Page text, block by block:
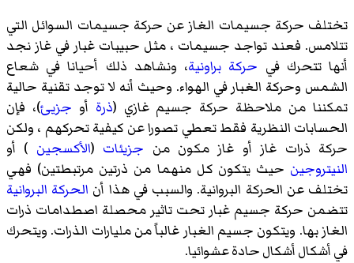
تختلف حركة جسيمات الغاز عن حركة جسيمات السوائل التي
تتلامس. فعند تواجد جسيمات ، مثل حبيبات غبار في غاز نجد
أنها تتحرك في حركة براونية، ونشاهد ذلك أحيانا في شعاع
الشمس وحركة الغبار في الهواء. وحيث أنه لا توجد تقنية حالية
تمكننا من ملاحظة حركة جسيم غازي (ذرة أو جزيئ)، فإن
الحسابات النظرية فقط تعطي تصورا عن كيفية تحركهم ، ولكن
حركة ذرات غاز أو غاز مكون من جزيئات (الأكسجين ) أو
النيتروجين حيث يتكون كل منهما من ذرتين مرتبطتين) فهي
تختلف عن الحركة البروانية. والسبب في هذا أن الحركة البروانية
تتضمن حركة جسيم غبار تحت تاثير محصلة اصطدامات ذرات
الغاز بها. ويتكون جسيم الغبار غالباً من مليارات الذرات. ويتحرك
في أشكال أشكال حادة عشوائيا.